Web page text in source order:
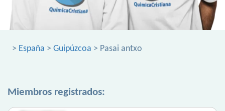
> España > Guipúzcoa > Pasai antxo
Miembros registrados: